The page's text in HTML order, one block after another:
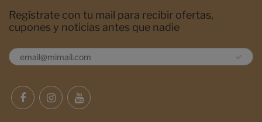
Regístrate con tu mail para recibir ofertas,
cupones y noticias antes que nadie